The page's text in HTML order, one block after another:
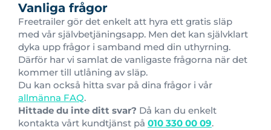
Vanliga frågor
Freetrailer gör det enkelt att hyra ett gratis släp
med vår självbetjäningsapp. Men det kan självklart
dyka upp frågor i samband med din uthyrning.
Därför har vi samlat de vanligaste frågorna när det
kommer till utlåning av släp.
Du kan också hitta svar på dina frågor i vår
allmänna FAQ.
Hittade du inte ditt svar? Då kan du enkelt
kontakta vårt kundtjänst på 010 330 00 09.